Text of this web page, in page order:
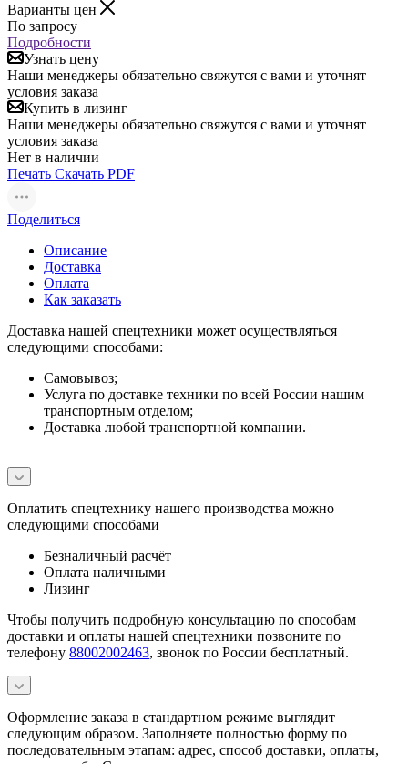
Варианты цен
По запросу
Подробности
Узнать цену
Наши менеджеры обязательно свяжутся с вами и уточнят
условия заказа
Купить в лизинг
Наши менеджеры обязательно свяжутся с вами и уточнят
условия заказа
Нет в наличии
Печать Скачать PDF
Поделиться
Описание
Доставка
Оплата
Как заказать
Доставка нашей спецтехники может осуществляться
следующими способами:
Самовывоз;
Услуга по доставке техники по всей России нашим
транспортным отделом;
Доставка любой транспортной компании.
Оплатить спецтехнику нашего производства можно
следующими способами
Безналичный расчёт
Оплата наличными
Лизинг
Чтобы получить подробную консультацию по способам
доставки и оплаты нашей спецтехники позвоните по
телефону 88002002463, звонок по России бесплатный.
Оформление заказа в стандартном режиме выглядит
следующим образом. Заполняете полностью форму по
последовательным этапам: адрес, способ доставки, оплаты,